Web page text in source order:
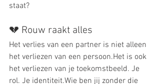
staat?
💔 Rouw raakt alles
Het verlies van een partner is niet alleen
het verliezen van een persoon.Het is ook
het verliezen van je toekomstbeeld. Je
rol. Je identiteit.Wie ben jij zonder die